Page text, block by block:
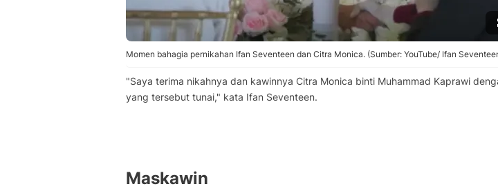
Momen bahagia pernikahan Ifan Seventeen dan Citra Monica. (Sumber: YouTube/ Ifan
"Saya terima nikahnya dan kawinnya Citra Monica binti Muhammad Kaprawi
yang tersebut tunai," kata Ifan Seventeen.
Maskawin